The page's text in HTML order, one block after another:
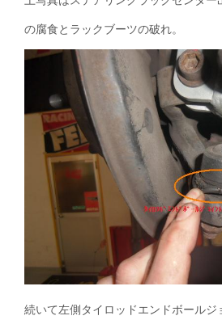
の腐食とラックブーツの破れ。
続いて左側タイロッドエンドボールジ